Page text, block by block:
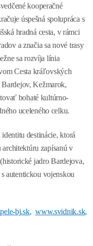
kooperačné
úspešná spolupráca s
hradná cesta, v rámci
a značia sa nové trasy
sa rozvíja línia
Cesta kráľovských
Bardejov, Kežmarok,
bohaté kultúrno-
uceleného celku.
destinácie, ktorá
zapísanú v
jadro Bardejova,
autentickou vojenskou
bj.sk,www.svidnik.sk,